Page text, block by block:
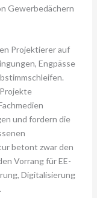
Gewerbedächern
Projektierer auf
Engpässe
und fordern die
betont zwar den
Vorrang für EE-
Digitalisierung
.